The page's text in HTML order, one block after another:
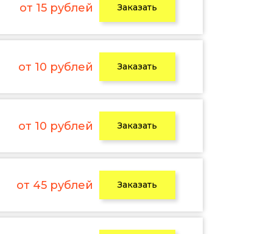
от 15 рублей Заказать
от 10 рублей Заказать
от 10 рублей Заказать
от 45 рублей Заказать